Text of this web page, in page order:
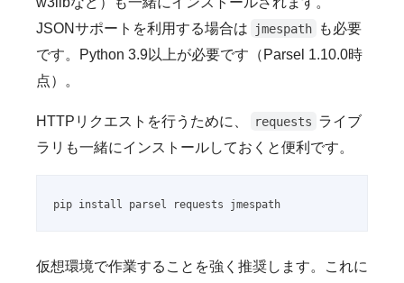
JSONサポートを利用する場合は
jmespath
も必要
です。Python 3.9以上が必要です（Parsel 1.10.0時
点）。
HTTPリクエストを行うために、 requests ライブ
ラリも一緒にインストールしておくと便利です。
pip install parsel requests jmespath
仮想環境で作業することを強く推奨します。これに